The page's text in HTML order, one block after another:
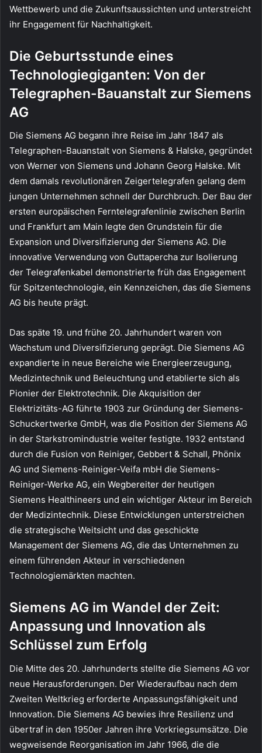
Wettbewerb und die Zukunftsaussichten und unterstreicht
ihr Engagement für Nachhaltigkeit.
Die Geburtsstunde eines
Technologiegiganten: Von der
Telegraphen-Bauanstalt zur Siemens
AG
Die Siemens AG begann ihre Reise im Jahr 1847 als
Telegraphen-Bauanstalt von Siemens & Halske, gegründet
von Werner von Siemens und Johann Georg Halske. Mit
dem damals revolutionären Zeigertelegrafen gelang dem
jungen Unternehmen schnell der Durchbruch. Der Bau der
ersten europäischen Ferntelegrafenlinie zwischen Berlin
und Frankfurt am Main legte den Grundstein für die
Expansion und Diversifizierung der Siemens AG. Die
innovative Verwendung von Guttapercha zur Isolierung
der Telegrafenkabel demonstrierte früh das Engagement
für Spitzentechnologie, ein Kennzeichen, das die Siemens
AG bis heute prägt.
Das späte 19. und frühe 20. Jahrhundert waren von
Wachstum und Diversifizierung geprägt. Die Siemens AG
expandierte in neue Bereiche wie Energieerzeugung,
Medizintechnik und Beleuchtung und etablierte sich als
Pionier der Elektrotechnik. Die Akquisition der
Elektrizitäts-AG führte 1903 zur Gründung der Siemens-
Schuckertwerke GmbH, was die Position der Siemens AG
in der Starkstromindustrie weiter festigte. 1932 entstand
durch die Fusion von Reiniger, Gebbert & Schall, Phönix
AG und Siemens-Reiniger-Veifa mbH die Siemens-
Reiniger-Werke AG, ein Wegbereiter der heutigen
Siemens Healthineers und ein wichtiger Akteur im Bereich
der Medizintechnik. Diese Entwicklungen unterstreichen
die strategische Weitsicht und das geschickte
Management der Siemens AG, die das Unternehmen zu
einem führenden Akteur in verschiedenen
Technologiemärkten machten.
Siemens AG im Wandel der Zeit:
Anpassung und Innovation als
Schlüssel zum Erfolg
Die Mitte des 20. Jahrhunderts stellte die Siemens AG vor
neue Herausforderungen. Der Wiederaufbau nach dem
Zweiten Weltkrieg erforderte Anpassungsfähigkeit und
Innovation. Die Siemens AG bewies ihre Resilienz und
übertraf in den 1950er Jahren ihre Vorkriegsumsätze. Die
wegweisende Reorganisation im Jahr 1966, die die